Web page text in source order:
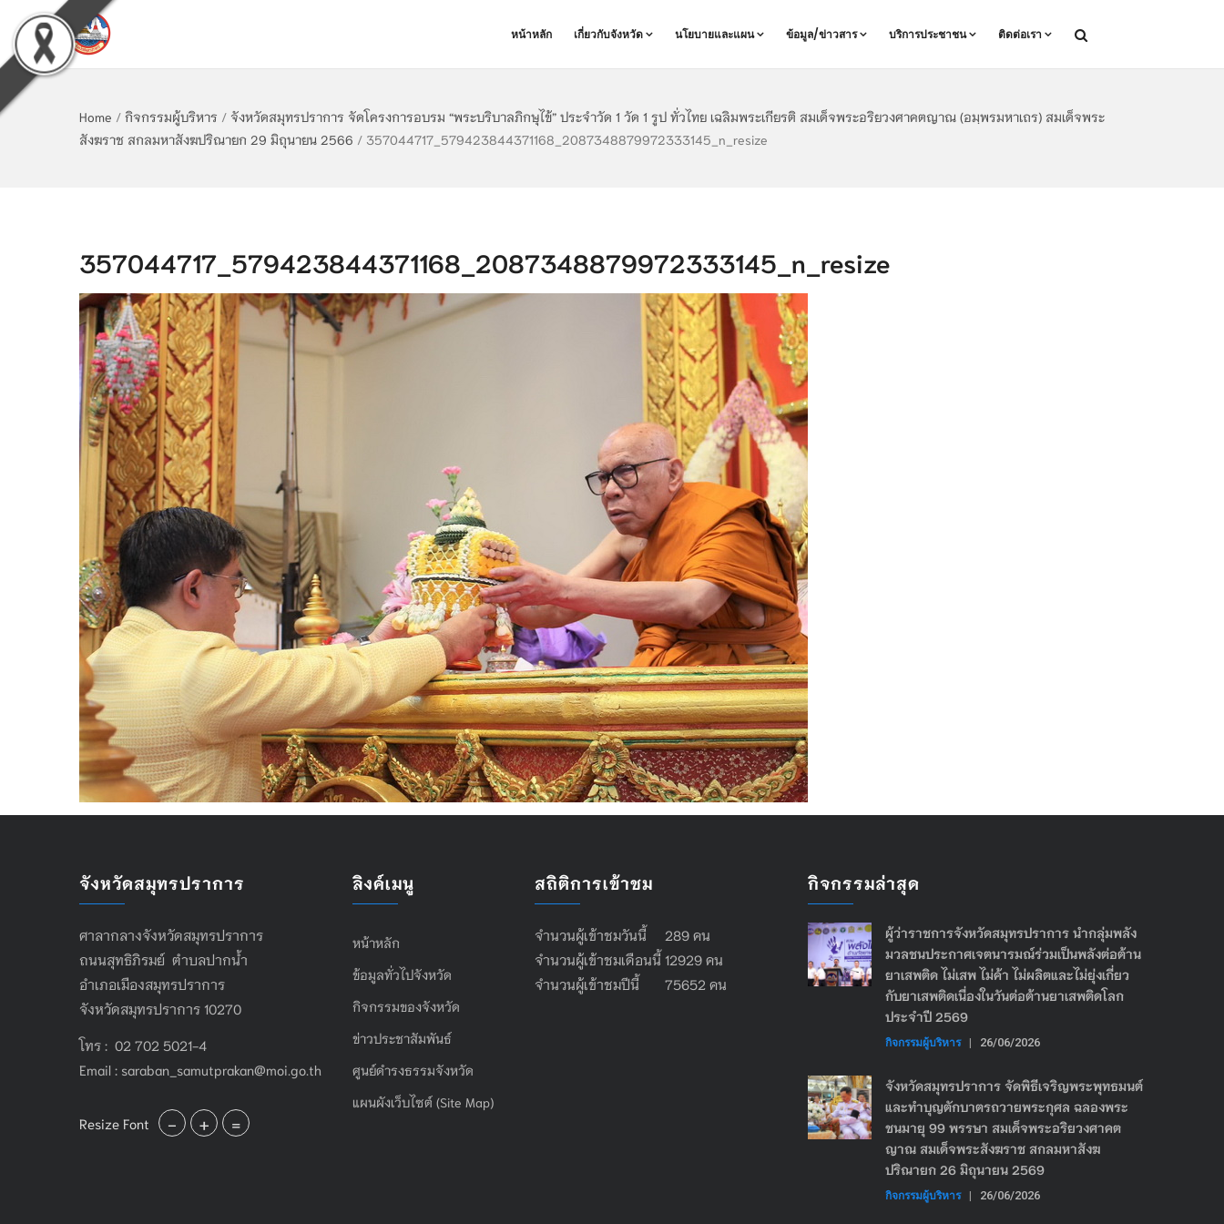
หน้าหลัก เกี่ยวกับจังหวัด นโยบายและแผน ข้อมูล/ข่าวสาร บริการประชาชน ติดต่อเรา
Home / กิจกรรมผู้บริหาร / จังหวัดสมุทรปราการ จัดโครงการอบรม “พระบริบาลภิกษุไข้” ประจำวัด 1 วัด 1 รูป ทั่วไทย เฉลิมพระเกียรติ สมเด็จพระอริยวงศาคตญาณ (อมฺพรมหาเถร) สมเด็จพระ
สังฆราช สกลมหาสังฆปริณายก 29 มิถุนายน 2566 / 357044717_579423844371168_2087348879972333145_n_resize
357044717_579423844371168_2087348879972333145_n_resize
จังหวัดสมุทรปราการ
ศาลากลางจังหวัดสมุทรปราการ
ถนนสุทธิภิรมย์ ตำบลปากน้ำ
อำเภอเมืองสมุทรปราการ
จังหวัดสมุทรปราการ 10270
โทร : 02 702 5021-4
Email : saraban_samutprakan@moi.go.th
Resize Font - + =
ลิงค์เมนู
หน้าหลัก
ข้อมูลทั่วไปจังหวัด
กิจกรรมของจังหวัด
ข่าวประชาสัมพันธ์
ศูนย์ดำรงธรรมจังหวัด
แผนผังเว็บไซต์ (Site Map)
สถิติการเข้าชม
จำนวนผู้เข้าชมวันนี้ 289 คน
จำนวนผู้เข้าชมเดือนนี้ 12929 คน
จำนวนผู้เข้าชมปีนี้ 75652 คน
กิจกรรมล่าสุด
ผู้ว่าราชการจังหวัดสมุทรปราการ นำกลุ่มพลัง
มวลชนประกาศเจตนารมณ์ร่วมเป็นพลังต่อต้าน
ยาเสพติด ไม่เสพ ไม่ค้า ไม่ผลิตและไม่ยุ่งเกี่ยว
กับยาเสพติดเนื่องในวันต่อต้านยาเสพติดโลก
ประจำปี 2569
กิจกรรมผู้บริหาร | 26/06/2026
จังหวัดสมุทรปราการ จัดพิธีเจริญพระพุทธมนต์
และทำบุญตักบาตรถวายพระกุศล ฉลองพระ
ชนมายุ 99 พรรษา สมเด็จพระอริยวงศาคต
ญาณ สมเด็จพระสังฆราช สกลมหาสังฆ
ปริณายก 26 มิถุนายน 2569
กิจกรรมผู้บริหาร | 26/06/2026